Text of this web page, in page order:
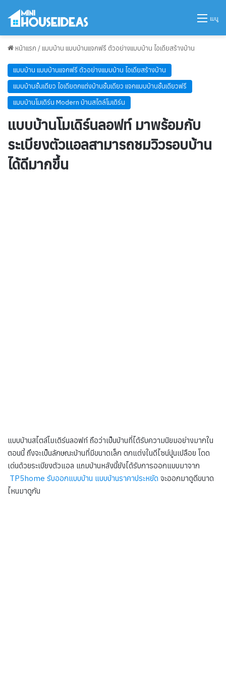
เมนู
หน้าแรก / แบบบ้าน แบบบ้านแจกฟรี ตัวอย่างแบบบ้าน ไอเดียสร้างบ้าน
แบบบ้าน แบบบ้านแจกฟรี ตัวอย่างแบบบ้าน ไอเดียสร้างบ้าน
แบบบ้านชั้นเดียว ไอเดียตกแต่งบ้านชั้นเดียว แจกแบบบ้านชั้นเดียวฟรี
แบบบ้านโมเดิร์น Modern บ้านสไตล์โมเดิร์น
แบบบ้านโมเดิร์นลอฟท์ มาพร้อมกับ
ระเบียงตัวแอลสามารถชมวิวรอบบ้าน
ได้ดีมากขึ้น
แบบบ้านสไตล์โมเดิร์นลอฟท์ ถือว่าเป็นบ้านที่ได้รับความนิยมอย่างมากใน
ตอนนี้ ถึงจะเป็นลักษณะบ้านที่มีขนาดเล็ก ตกแต่งในดีไซน์ปูนเปลือย โดด
เด่นด้วยระเบียงตัวแอล แถมบ้านหลังนี้ยังได้รับการออกแบบมาจาก
TP5home รับออกแบบบ้าน แบบบ้านราคาประหยัด จะออกมาดูดีขนาด
ไหนมาดูกัน